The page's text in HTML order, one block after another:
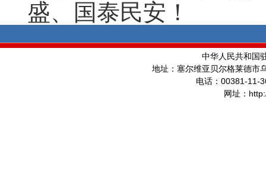
盛、国泰民安！
中华人民共和国
地址：塞尔维亚贝尔格莱德市
电话： 00381-11-
网址：